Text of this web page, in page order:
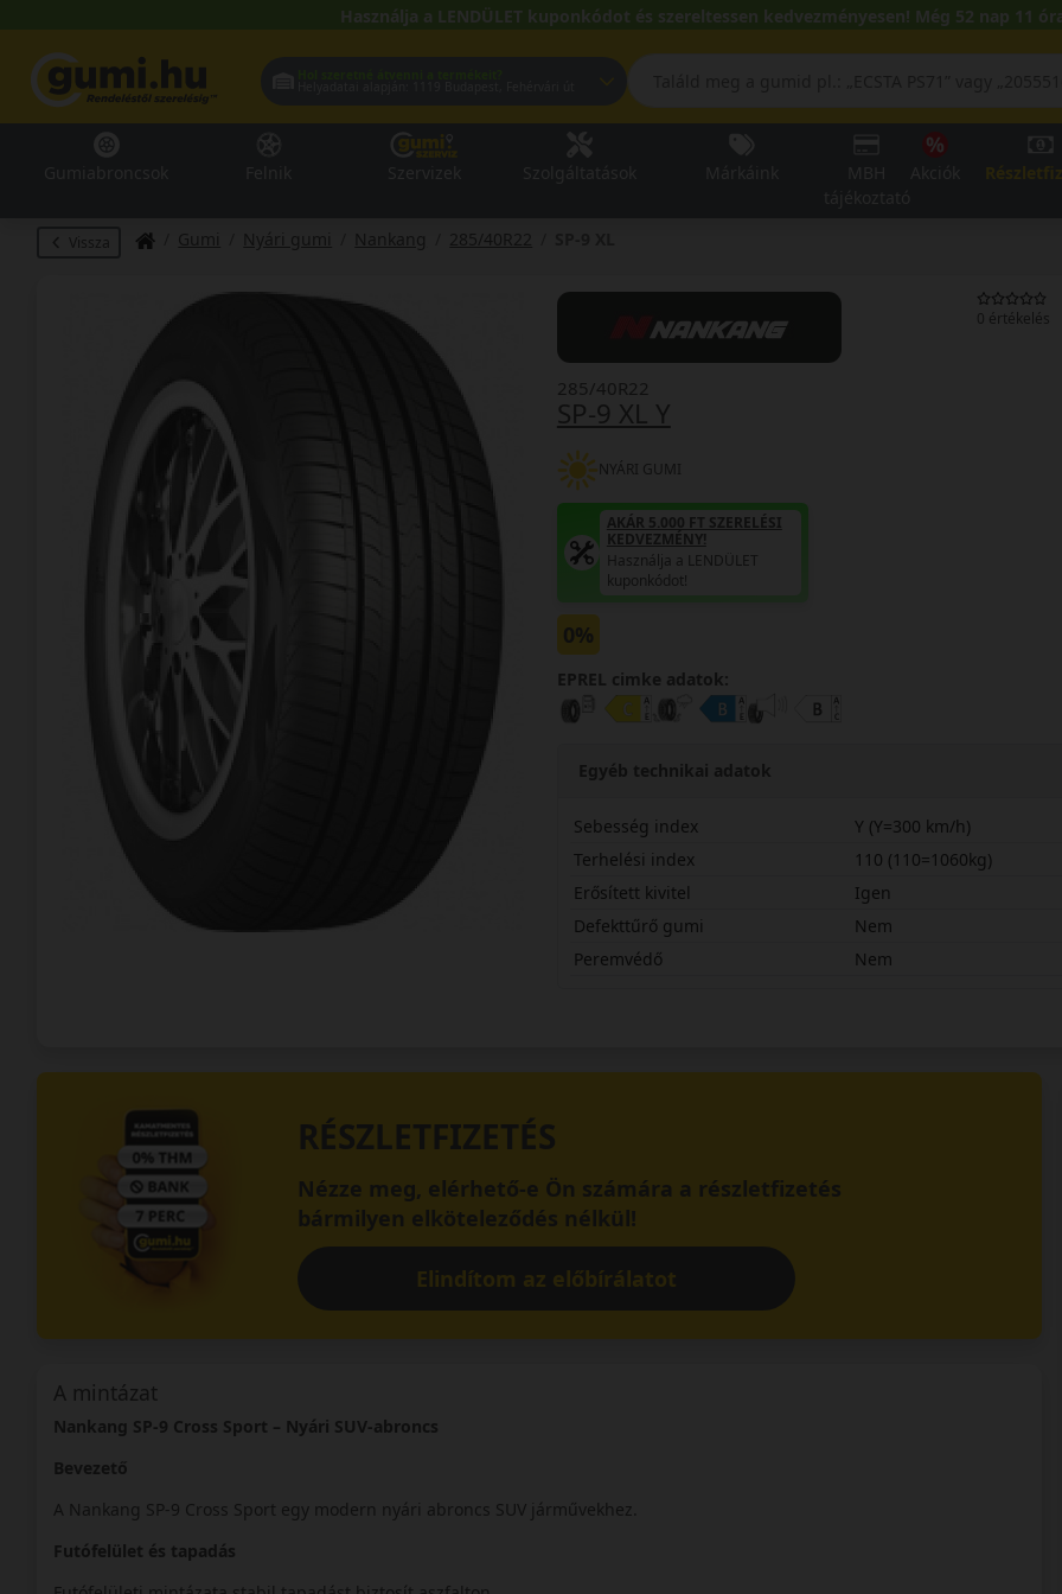
Használja a LENDÜLET kuponkódot és szereltessen kedvezményesen! Még 52 nap 11
Vissza Gumi Nyári gumi Nankang 285/40R22
0 értékelés
SP-9 XL Y
285/40R22
NYÁRI GUMI
AKÁR 5.000 FT SZERELÉSI
KEDVEZMÉNY!
Használja a LENDÜLET
kuponkódot!
0%
EPREL cimke adatok:
Egyéb technikai adatok
Sebesség index
Y (Y=300 km/h)
Terhelési index
110 (110=1060kg)
Erősített kivitel
Igen
Defekttűrő gumi
Nem
Peremvédő
Nem
RÉSZLETFIZETÉS
Nézze meg, elérhető-e Ön számára a részletfizetés
bármilyen elköteleződés nélkül!
Elindítom az előbírálatot
A mintázat
Nankang SP-9 Cross Sport – Nyári SUV-abroncs
Bevezető
A Nankang SP-9 Cross Sport egy modern nyári abroncs SUV járművekhez.
Futófelület és tapadás